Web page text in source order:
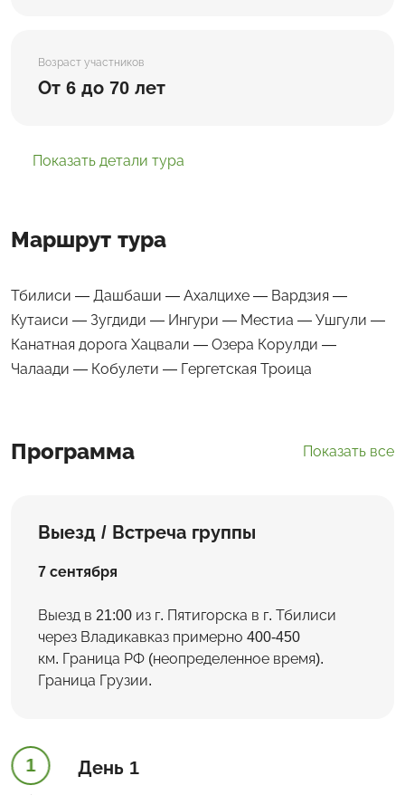
Возраст участников
От 6 до 70 лет
Показать детали тура
Маршрут тура
Тбилиси — Дашбаши — Ахалцихе — Вардзия —
Кутаиси — Зугдиди — Ингури — Местиа — Ушгули —
Канатная дорога Хацвали — Озера Корулди —
Чалаади — Кобулети — Гергетская Троица
Программа Показать все
Выезд / Встреча группы
7 сентября
Выезд в 21:00 из г. Пятигорска в г. Тбилиси
через Владикавказ примерно 400-450
км. Граница РФ (неопределенное время).
Граница Грузии.
1 День 1